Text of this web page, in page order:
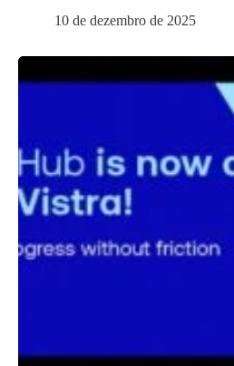
10 de dezembro de 2025